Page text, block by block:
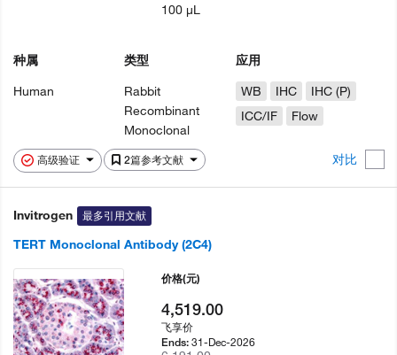
高级验证 2篇参考文献 对比
种属
Human
类型
Rabbit
Recombinant
Monoclonal
应用
WB
IHC
IHC (P)
ICC/IF
Flow
100 µL
Invitrogen 最多引用文献
TERT Monoclonal Antibody (2C4)
价格(元)
4,519.00
飞享价
Ends:31-Dec-2026